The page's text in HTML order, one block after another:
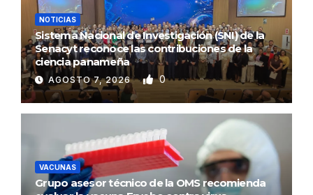
NOTICIAS
Sistema Nacional de Investigación (SNI) de la
Senacyt reconoce las contribuciones de la
ciencia panameña
AGOSTO 7, 2026 0
VACUNAS
Grupo asesor técnico de la OMS recomienda